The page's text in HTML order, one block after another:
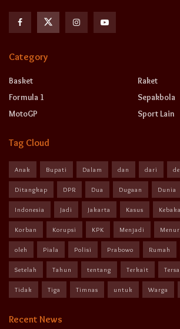
Category
Basket
Formula 1
MotoGP
Raket
Sepakbola
Sport Lain
Tag Cloud
Anak Bupati Dalam dan dari
Ditangkap DPR Dua Dugaan Dunia
Indonesia Jadi Jakarta Kasus
Korban Korupsi KPK Menjadi
oleh Piala Polisi Prabowo Rumah
Setelah Tahun tentang Terkait
Tidak Tiga Timnas untuk Warga
Recent News